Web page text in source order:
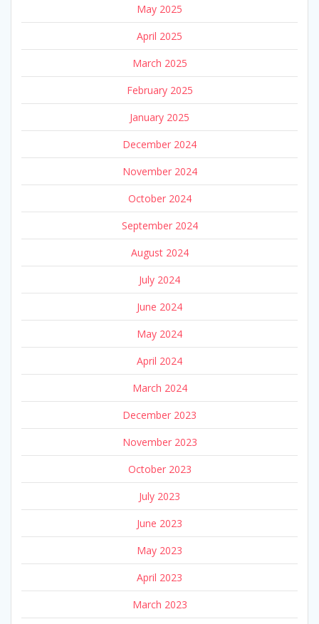
May 2025
April 2025
March 2025
February 2025
January 2025
December 2024
November 2024
October 2024
September 2024
August 2024
July 2024
June 2024
May 2024
April 2024
March 2024
December 2023
November 2023
October 2023
July 2023
June 2023
May 2023
April 2023
March 2023